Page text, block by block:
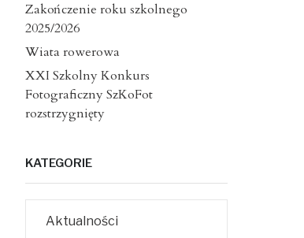
Zakończenie roku szkolnego
2025/2026
Wiata rowerowa
XXI Szkolny Konkurs
Fotograficzny SzKoFot
rozstrzygnięty
KATEGORIE
Aktualności